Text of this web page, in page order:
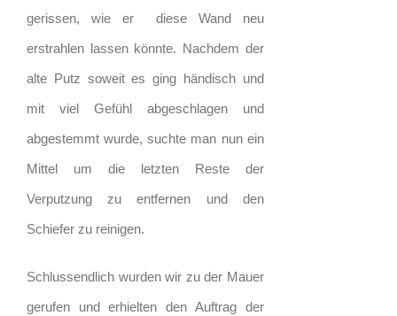
gerissen, wie er diese Wand neu
erstrahlen lassen könnte. Nachdem der
alte Putz soweit es ging händisch und
mit viel Gefühl abgeschlagen und
abgestemmt wurde, suchte man nun ein
Mittel um die letzten Reste der
Verputzung zu entfernen und den
Schiefer zu reinigen.
Schlussendlich wurden wir zu der Mauer
gerufen und erhielten den Auftrag der